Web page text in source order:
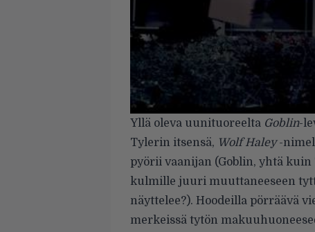
Yllä oleva uunituoreelta Goblin-
Tylerin itsensä, Wolf Haley-
pyörii vaanijan (Goblin, yhtä
kulmille juuri muuttaneeseen
näyttelee?). Hoodeilla pörräävä
merkeissä tytön